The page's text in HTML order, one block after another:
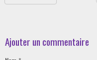
Ajouter un commentaire